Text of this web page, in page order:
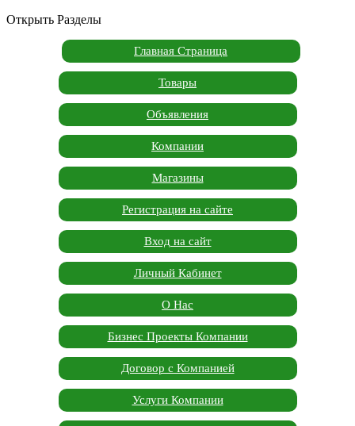
Открыть Разделы
Главная Страница
Товары
Объявления
Компании
Магазины
Регистрация на сайте
Вход на сайт
Личный Кабинет
О Нас
Бизнес Проекты Компании
Договор с Компанией
Услуги Компании